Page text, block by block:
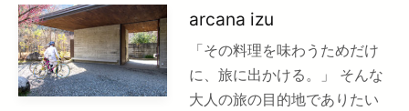
arcana izu
「その料理を味わうためだけ
に、旅に出かける。」 そんな
大人の旅の目的地でありたい